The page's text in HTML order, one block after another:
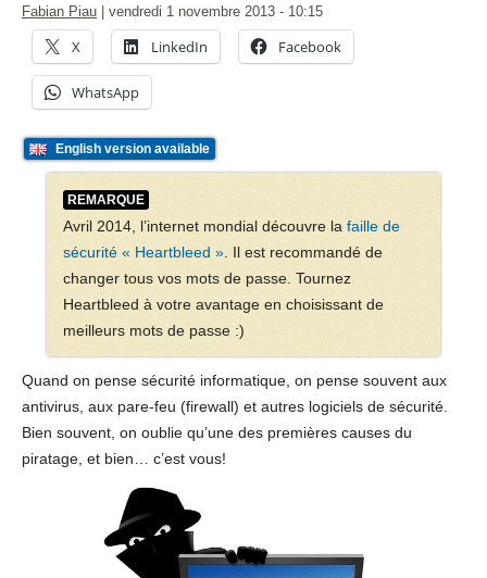
Fabian Piau vendredi 1 novembre 2013 - 10:15
X LinkedIn Facebook
WhatsApp
English version available
REMARQUE
Avril 2014, l’internet mondial découvre la faille de
sécurité « Heartbleed » . Il est recommandé de
changer tous vos mots de passe. Tournez
Heartbleed à votre avantage en choisissant de
meilleurs mots de passe :)
Quand on pense sécurité informatique, on pense souvent aux
antivirus, aux pare-feu (firewall) et autres logiciels de sécurité.
Bien souvent, on oublie qu’une des premières causes du
piratage, et bien… c’est vous!